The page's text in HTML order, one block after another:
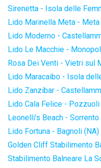
Sirenetta - Isola delle
Lido Marinella Meta - Meta
Lido Moderno -
Lido Le Macchie -
Rosa Dei Venti - Vietri sul
Lido Maracaibo - Isola
Lido Zanzibar -
Lido Cala Felice - Pozzuoli
Leonelli's Beach - Sorrento
Lido Fortuna - Bagnoli (NA)
Golden Cliff Stabilimento
Stabilimento Balneare La